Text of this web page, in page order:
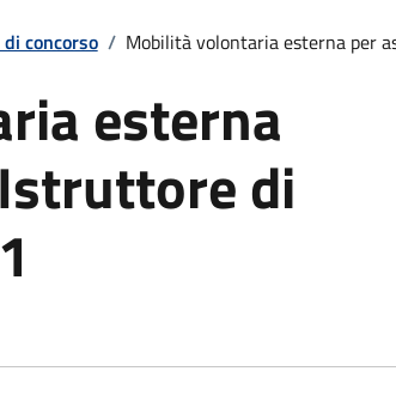
concorso / Mobilità volontaria esterna per
esterna
di